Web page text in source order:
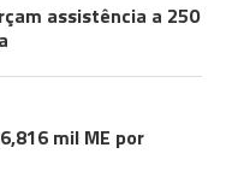
assistência a 250
mil ME por